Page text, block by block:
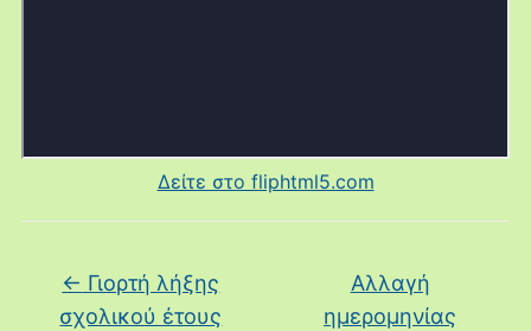
Δείτε στο fliphtml5.com
← Γιορτή λήξης
σχολικού έτους
Αλλαγή
ημερομηνίας